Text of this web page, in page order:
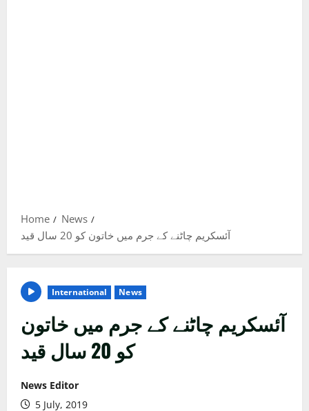
Home
News
آئسکریم چاٹنے کے جرم میں خاتون کو 20 سال قید
International News
آئسکریم چاٹنے کے جرم میں خاتون
کو 20 سال قید
News Editor
5 July, 2019